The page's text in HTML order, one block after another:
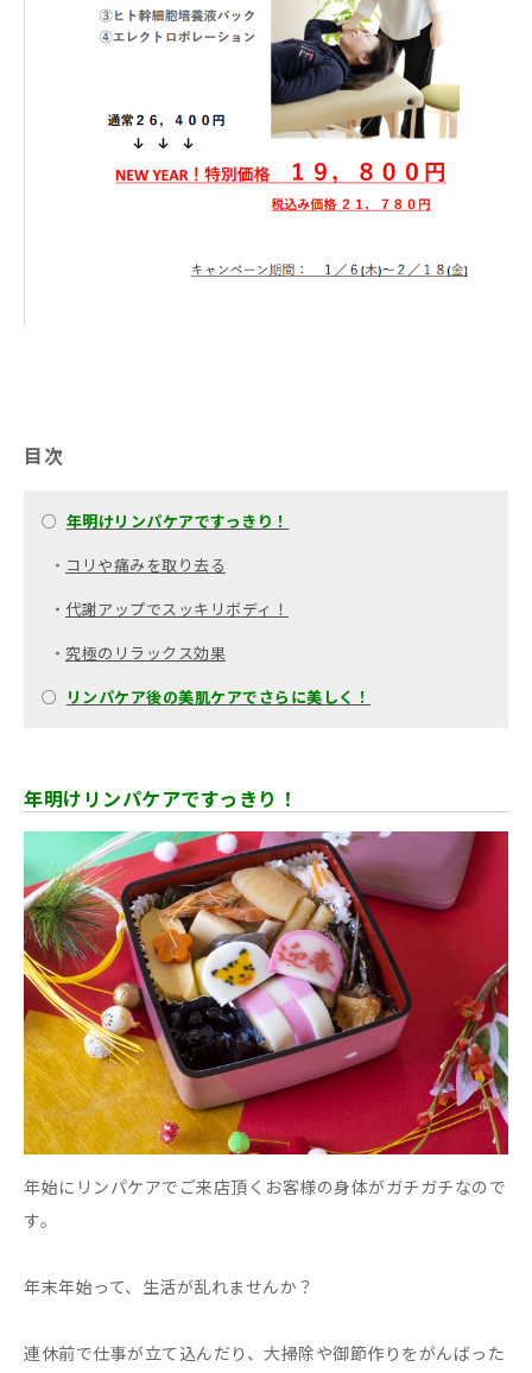
目次
○ 年明けリンパケアですっきり！
・ コリや痛みを取り去る
・ 代謝アップでスッキリボディ！
・ 究極のリラックス効果
○ リンパケア後の美肌ケアでさらに美しく！
年明けリンパケアですっきり！
年始にリンパケアでご来店頂くお客様の身体がガチガチなので
す。
年末年始って、生活が乱れませんか？
連休前で仕事が立て込んだり、大掃除や御節作りをがんばった